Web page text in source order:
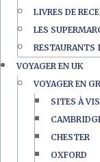
LIVRES DE
LES
RESTAURANTS
VOYAGER EN UK
VOYAGER EN
SITES À
CHESTER
OXFORD